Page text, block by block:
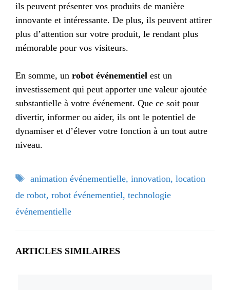
ils peuvent présenter vos produits de manière
innovante et intéressante. De plus, ils peuvent attirer
plus d’attention sur votre produit, le rendant plus
mémorable pour vos visiteurs.
En somme, un robot événementiel est un
investissement qui peut apporter une valeur ajoutée
substantielle à votre événement. Que ce soit pour
divertir, informer ou aider, ils ont le potentiel de
dynamiser et d’élever votre fonction à un tout autre
niveau.
Étiquettes
animation événementielle, innovation, location
de robot, robot événementiel, technologie
événementielle
ARTICLES SIMILAIRES